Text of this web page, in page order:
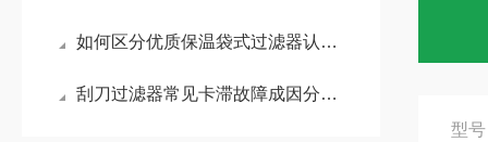
如何区分优质保温袋式过滤器认准这几项核心配置
刮刀过滤器常见卡滞故障成因分析，快速排查与解决技巧
型